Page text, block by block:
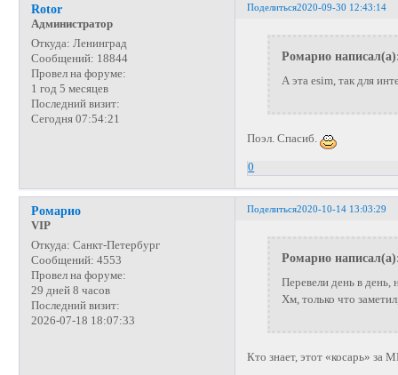
Поделиться2020-09-30 12:43:14
Rotor
Администратор
Откуда: Ленинград
Сообщений: 18844
Провел на форуме:
1 год 5 месяцев
Последний визит:
Сегодня 07:54:21
Ромарио
А эта esim, так для
Поэл. Спасиб.
0
Поделиться2020-10-14 13:03:29
Ромарио
VIP
Откуда: Санкт-Петербург
Сообщений: 4553
Провел на форуме:
29 дней 8 часов
Последний визит:
2026-07-18 18:07:33
Ромарио
Перевели день в день,
Хм, только что
Кто знает, этот «косарь» за